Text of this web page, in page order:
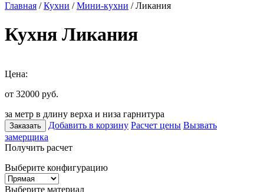
Главная /Кухни /Мини-кухни / Ликания
Кухня Ликания
Цена:
от 32000 руб.
за метр в длину верха и низа гарнитура
Заказать Добавить в корзину Расчет цены Вызвать
замерщика
Получить расчет
Выберите конфигурацию
Выберите материал